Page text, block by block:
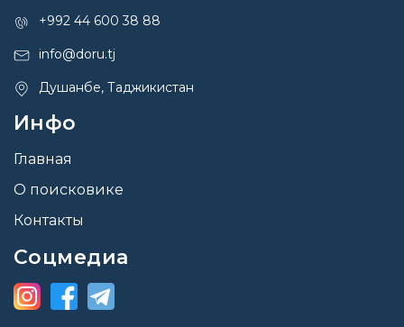
+992 44 600 38 88
info@doru.tj
Душанбе, Таджикистан
Инфо
Главная
О поисковике
Контакты
Соцмедиа